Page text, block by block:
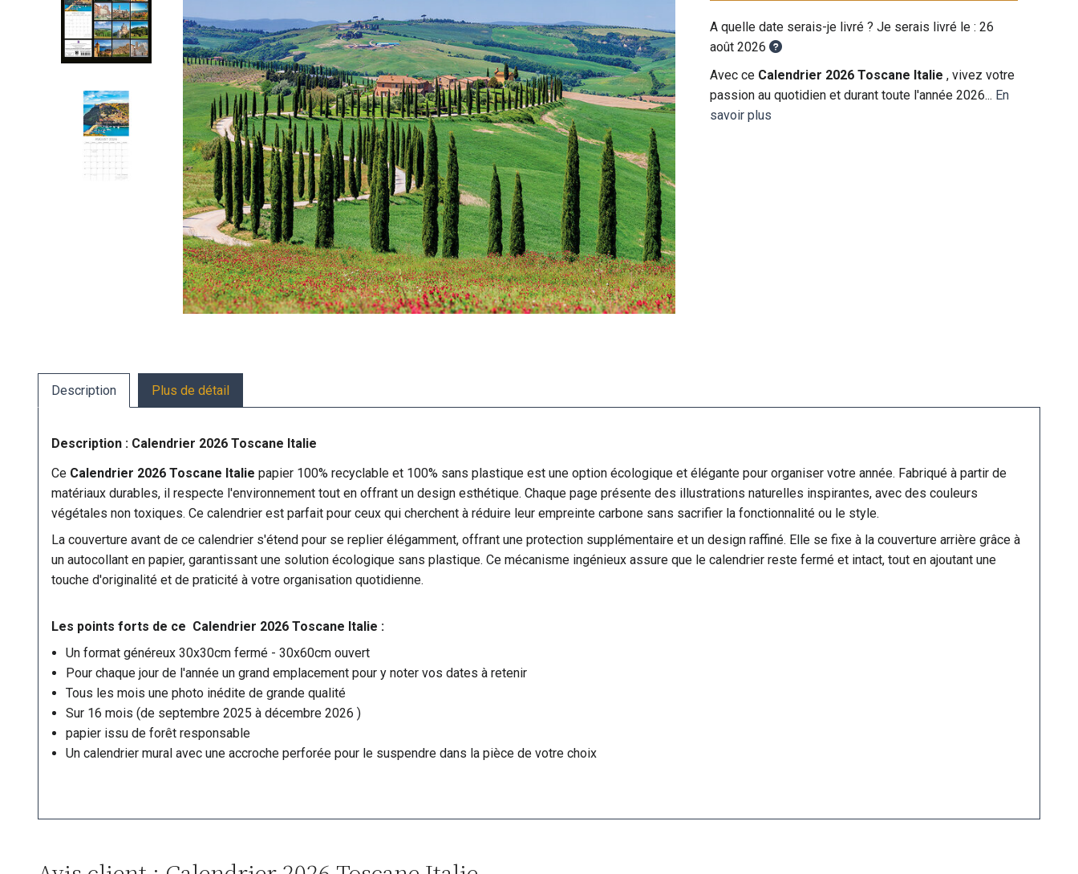
A quelle date serais-je livré ? Je serais livré le :26
août 2026
Avec ce Calendrier 2026 Toscane Italie, vivez votre
passion au quotidien et durant toute l'année 2026... En
savoir plus
Description Plus de détail
Description : Calendrier 2026 Toscane Italie
Ce Calendrier 2026 Toscane Italie papier 100% recyclable et 100% sans plastique est une option écologique et élégante pour organiser votre année. Fabriqué à partir de
matériaux durables, il respecte l'environnement tout en offrant un design esthétique. Chaque page présente des illustrations naturelles inspirantes, avec des couleurs
végétales non toxiques. Ce calendrier est parfait pour ceux qui cherchent à réduire leur empreinte carbone sans sacrifier la fonctionnalité ou le style.
La couverture avant de ce calendrier s'étend pour se replier élégamment, offrant une protection supplémentaire et un design raffiné. Elle se fixe à la couverture arrière grâce à
un autocollant en papier, garantissant une solution écologique sans plastique. Ce mécanisme ingénieux assure que le calendrier reste fermé et intact, tout en ajoutant une
touche d'originalité et de praticité à votre organisation quotidienne.
Les points forts de ce Calendrier 2026 Toscane Italie :
Un format généreux 30x30cm fermé - 30x60cm ouvert
Pour chaque jour de l'année un grand emplacement pour y noter vos dates à retenir
Tous les mois une photo inédite de grande qualité
Sur 16 mois (de septembre 2025 à décembre 2026 )
papier issu de forêt responsable
Un calendrier mural avec une accroche perforée pour le suspendre dans la pièce de votre choix